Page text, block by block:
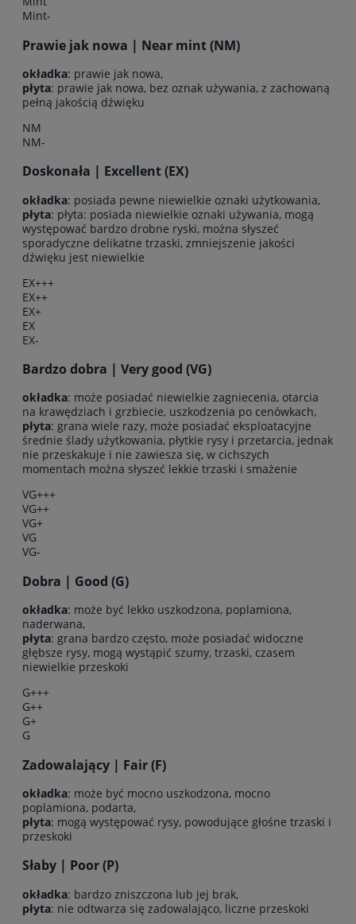
Mint-
Prawie jak nowa | Near mint (NM)
okładka: prawie jak nowa,
płyta: prawie jak nowa, bez oznak używania, z zachowaną
pełną jakością dźwięku
NM
NM-
Doskonała | Excellent (EX)
okładka: posiada pewne niewielkie oznaki użytkowania,
płyta: płyta: posiada niewielkie oznaki używania, mogą
występować bardzo drobne ryski, można słyszeć
sporadyczne delikatne trzaski, zmniejszenie jakości
dźwięku jest niewielkie
EX+++
EX++
EX+
EX
EX-
Bardzo dobra | Very good (VG)
okładka: może posiadać niewielkie zagniecenia, otarcia
na krawędziach i grzbiecie, uszkodzenia po cenówkach,
płyta: grana wiele razy, może posiadać eksploatacyjne
średnie ślady użytkowania, płytkie rysy i przetarcia, jednak
nie przeskakuje i nie zawiesza się, w cichszych
momentach można słyszeć lekkie trzaski i smażenie
VG+++
VG++
VG+
VG
VG-
Dobra | Good (G)
okładka: może być lekko uszkodzona, poplamiona,
naderwana,
płyta: grana bardzo często, może posiadać widoczne
głębsze rysy, mogą wystąpić szumy, trzaski, czasem
niewielkie przeskoki
G+++
G++
G+
G
Zadowalający | Fair (F)
okładka: może być mocno uszkodzona, mocno
poplamiona, podarta,
płyta: mogą występować rysy, powodujące głośne trzaski i
przeskoki
Słaby | Poor (P)
okładka: bardzo zniszczona lub jej brak,
płyta: nie odtwarza się zadowalająco, liczne przeskoki